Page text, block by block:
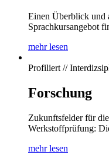
Einen Überblick und
Sprachkursangebot
mehr lesen
Profiliert //
Forschung
Zukunftsfelder für
Werkstoffprüfung:
mehr lesen